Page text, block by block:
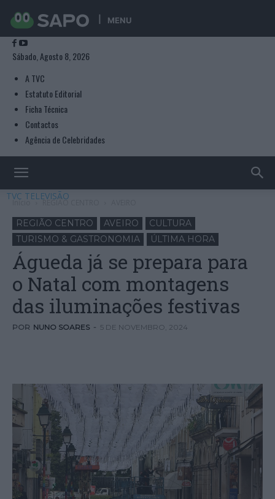
MENU
Sábado, Agosto 8, 2026
A TVC
Estatuto Editorial
Ficha Técnica
Contactos
Agência de Celebridades
TVC TELEVISÃO
Início REGIÃO CENTRO
REGIÃO CENTRO AVEIRO
CULTURA
TURISMO & GASTRONOMIA
ÚLTIMA HORA
Águeda já se prepara para
o Natal com montagens
das iluminações festivas
POR NUNO SOARES - 5 DE NOVEMBRO, 2024